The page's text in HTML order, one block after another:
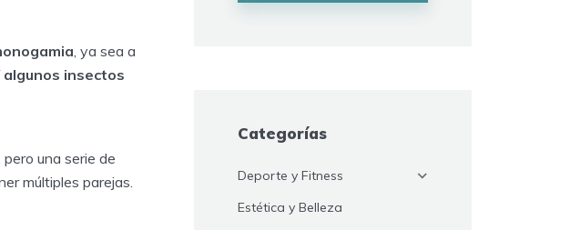
, ya sea a
algunos insectos
una serie de
múltiples parejas.
Categorías
Deporte y Fitness
Estética y Belleza